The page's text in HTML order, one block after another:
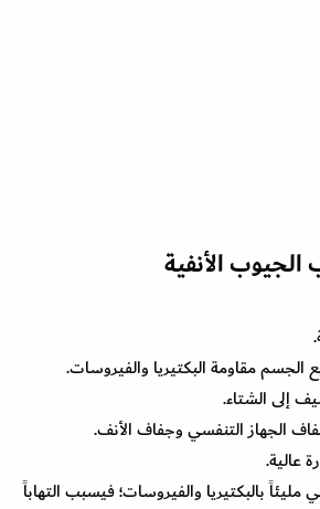
الجيوب الأنفية
مقاومة البكتيريا والفيروسات.
إلى الشتاء.
الجهاز التنفسي وجفاف الأنف.
عالية.
مليئاً بالبكتيريا والفيروسات؛ فيسبب التهاباً